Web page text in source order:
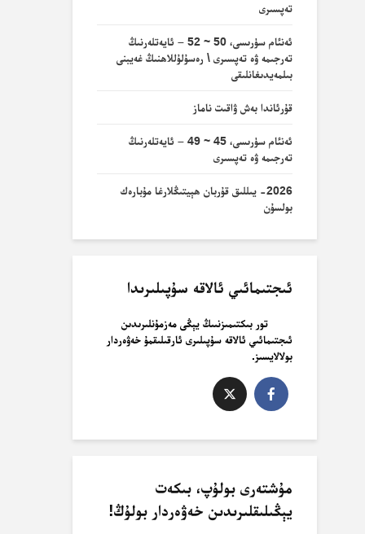
تەپسىرى
ئەنئام سۈرىسى، 50 ~ 52 – ئايەتلەرنىڭ
تەرجىمە ۋە تەپسىرى \ رەسۇلۇللاھنىڭ غەيبنى
بىلمەيدىغانلىقى
قۇرئاندا بەش ۋاقىت ناماز
ئەنئام سۈرىسى، 45 ~ 49 – ئايەتلەرنىڭ
تەرجىمە ۋە تەپسىرى
2026- يىللىق قۇربان ھېيتىڭلارغا مۇبارەك
بولسۇن
ئىجتىمائىي ئالاقە سۇپىلىرىدا
تور بىكتىمىزنىىڭ يېڭى مەزمۇنلىرىدىن
ئىجتىمائىي ئالاقە سۇپىلىرى ئارقىلىقمۇ خەۋەردار
بولالايسىز.
مۇشتەرى بولۇپ، بىكەت
يېڭىلىقلىرىدىن خەۋەردار بولۇڭ!